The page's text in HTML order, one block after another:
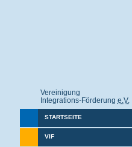
Vereinigung
Integrations-Förderung e.V.
STARTSEITE
VIF